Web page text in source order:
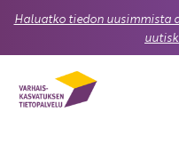
Haluatko tiedon uusimmista